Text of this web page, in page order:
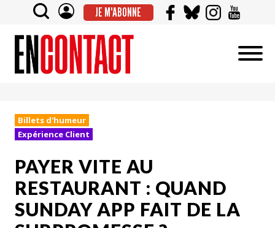
JE M'ABONNE
Billets d'humeur
Expérience Client
PAYER VITE AU
RESTAURANT : QUAND
SUNDAY APP FAIT DE LA